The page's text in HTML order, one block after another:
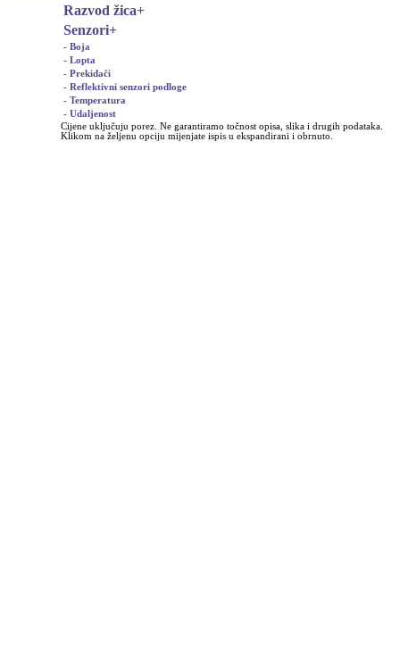
Razvod žica+
Senzori+
- Boja
- Lopta
- Prekidači
- Reflektivni senzori podloge
- Temperatura
- Udaljenost
Cijene uključuju porez. Ne garantiramo točnost opisa, slika i drugih podataka.
Klikom na željenu opciju mijenjate ispis u ekspandirani i obrnuto.